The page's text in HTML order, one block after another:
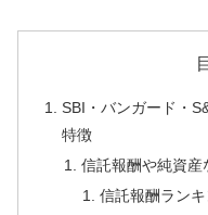
SBI・バンガード・
特徴
信託報酬や純資産
信託報酬ランキ